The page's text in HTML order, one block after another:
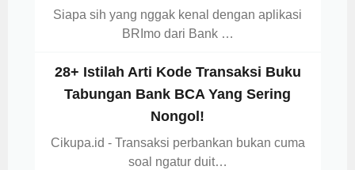
Siapa sih yang nggak kenal dengan aplikasi
BRImo dari Bank …
28+ Istilah Arti Kode Transaksi Buku
Tabungan Bank BCA Yang Sering
Nongol!
Cikupa.id - Transaksi perbankan bukan cuma
soal ngatur duit…